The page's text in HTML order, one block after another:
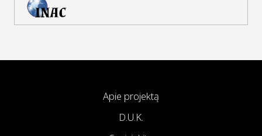
Apie projektą
D.U.K.